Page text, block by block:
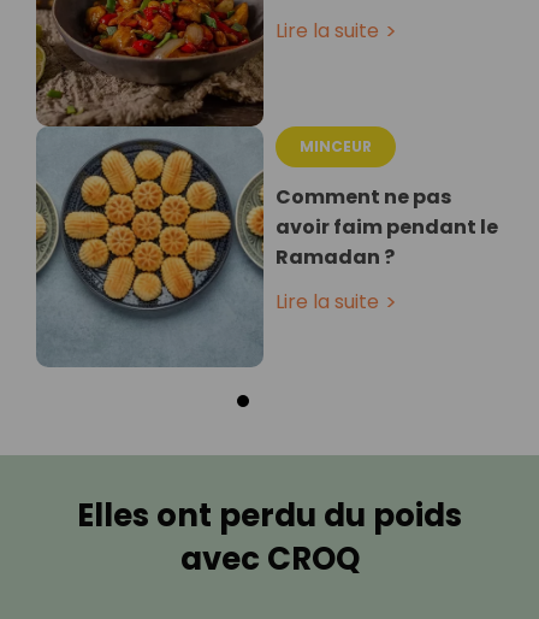
Lire la suite
MINCEUR
Comment ne pas
avoir faim pendant le
Ramadan ?
Lire la suite
Elles ont perdu du poids
avec CROQ